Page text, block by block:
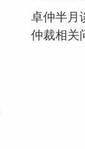
卓仲半月
仲裁相关